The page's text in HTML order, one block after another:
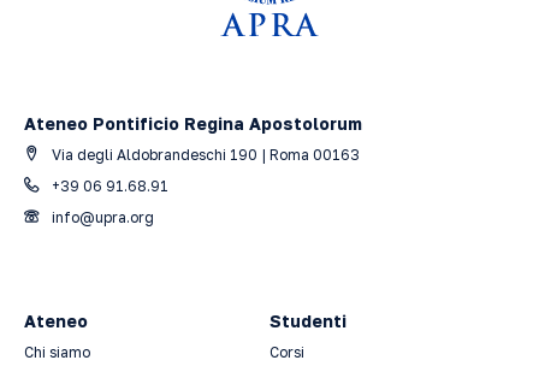
Ateneo Pontificio Regina Apostolorum
Via degli Aldobrandeschi 190 | Roma 00163
+39 06 91.68.91
info@upra.org
Ateneo
Chi siamo
Studenti
Corsi